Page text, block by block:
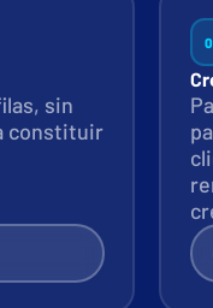
sin
constituir